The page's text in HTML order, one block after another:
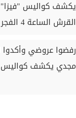
يكشف كواليس
القرش الساعة 4 الفجر
رفضوا عروضي وأكدوا
مجدي يكشف كواليس